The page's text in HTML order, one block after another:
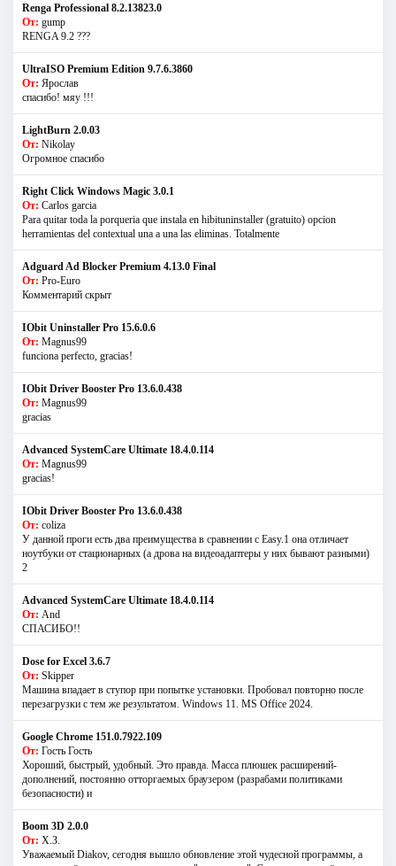
Renga Professional 8.2.13823.0
От: gump
RENGA 9.2 ???
UltraISO Premium Edition 9.7.6.3860
От: Ярослав
спасибо! мяу !!!
LightBurn 2.0.03
От: Nikolay
Огромное спасибо
Right Click Windows Magic 3.0.1
От: Carlos garcia
Para quitar toda la porqueria que instala en hibituninstaller (gratuito) opcion
herramientas del contextual una a una las eliminas. Totalmente
Adguard Ad Blocker Premium 4.13.0 Final
От: Pro-Euro
Комментарий скрыт
IObit Uninstaller Pro 15.6.0.6
От: Magnus99
funciona perfecto, gracias!
IObit Driver Booster Pro 13.6.0.438
От: Magnus99
gracias
Advanced SystemCare Ultimate 18.4.0.114
От: Magnus99
gracias!
IObit Driver Booster Pro 13.6.0.438
От: coliza
У данной проги есть два преимущества в сравнении с Easy.1 она отличает
ноутбуки от стационарных (а дрова на видеоадаптеры у них бывают разными)
2
Advanced SystemCare Ultimate 18.4.0.114
От: And
СПАСИБО!!
Dose for Excel 3.6.7
От: Skipper
Машина впадает в ступор при попытке установки. Пробовал повторно после
перезагрузки с тем же результатом. Windows 11. MS Offiсe 2024.
Google Chrome 151.0.7922.109
От: Гость Гость
Хороший, быстрый, удобный. Это правда. Масса плюшек расширений-
дополнений, постоянно отторгаемых браузером (разрабами политиками
безопасности) и
Boom 3D 2.0.0
От: Х.З.
Уважаемый Diakov, сегодня вышло обновление этой чудесной программы, а